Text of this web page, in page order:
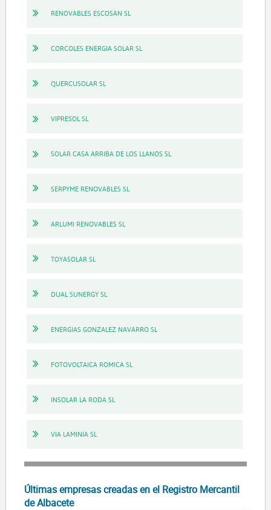
RENOVABLES ESCOSAN SL
CORCOLES ENERGIA SOLAR SL
QUERCUSOLAR SL
VIPRESOL SL
SOLAR CASA ARRIBA DE LOS LLANOS SL
SERPYME RENOVABLES SL
ARLUMI RENOVABLES SL
TOYASOLAR SL
DUAL SUNERGY SL
ENERGIAS GONZALEZ NAVARRO SL
FOTOVOLTAICA ROMICA SL
INSOLAR LA RODA SL
VIA LAMINIA SL
Últimas empresas creadas en el Registro Mercantil
de Albacete